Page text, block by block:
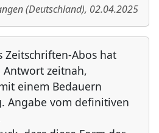
(Deutschland), 02.04.2025
Zeitschriften-Abos hat
zeitnah,
einem Bedauern
Angabe vom definitiven